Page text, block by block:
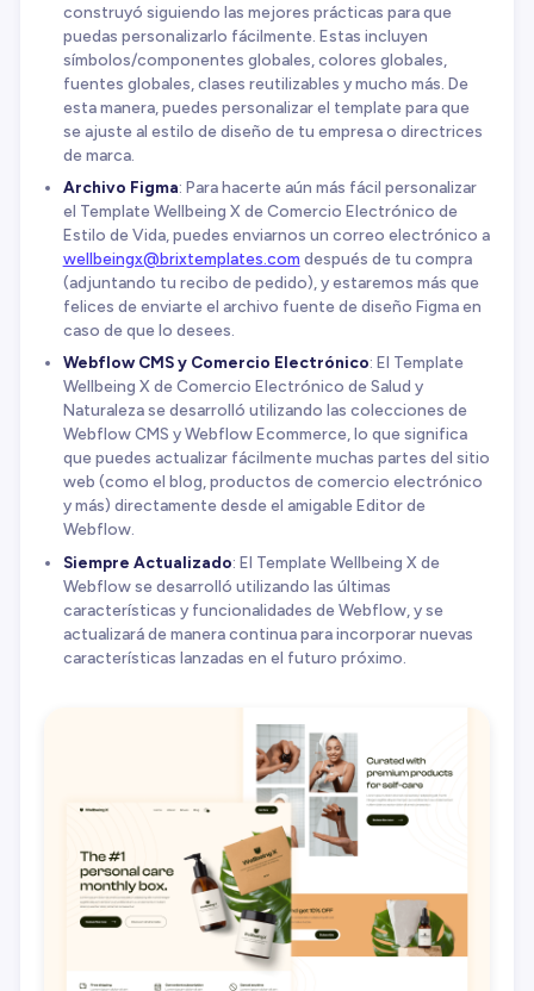
construyó siguiendo las mejores prácticas para que
puedas personalizarlo fácilmente. Estas incluyen
símbolos/componentes globales, colores globales,
fuentes globales, clases reutilizables y mucho más. De
esta manera, puedes personalizar el template para que
se ajuste al estilo de diseño de tu empresa o directrices
de marca.
Archivo Figma: Para hacerte aún más fácil personalizar
el Template Wellbeing X de Comercio Electrónico de
Estilo de Vida, puedes enviarnos un correo electrónico a
wellbeingx@brixtemplates.com después de tu compra
(adjuntando tu recibo de pedido), y estaremos más que
felices de enviarte el archivo fuente de diseño Figma en
caso de que lo desees.
Webflow CMS y Comercio Electrónico: El Template
Wellbeing X de Comercio Electrónico de Salud y
Naturaleza se desarrolló utilizando las colecciones de
Webflow CMS y Webflow Ecommerce, lo que significa
que puedes actualizar fácilmente muchas partes del sitio
web (como el blog, productos de comercio electrónico
y más) directamente desde el amigable Editor de
Webflow.
Siempre Actualizado: El Template Wellbeing X de
Webflow se desarrolló utilizando las últimas
características y funcionalidades de Webflow, y se
actualizará de manera continua para incorporar nuevas
características lanzadas en el futuro próximo.